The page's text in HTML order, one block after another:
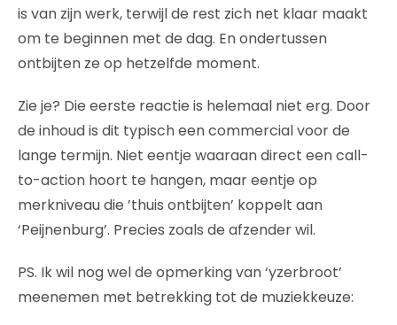
is van zijn werk, terwijl de rest zich net klaar maakt
om te beginnen met de dag. En ondertussen
ontbijten ze op hetzelfde moment.
Zie je? Die eerste reactie is helemaal niet erg. Door
de inhoud is dit typisch een commercial voor de
lange termijn. Niet eentje waaraan direct een call-
to-action hoort te hangen, maar eentje op
merkniveau die ’thuis ontbijten’ koppelt aan
‘Peijnenburg’. Precies zoals de afzender wil.
PS. Ik wil nog wel de opmerking van ‘yzerbroot’
meenemen met betrekking tot de muziekkeuze: